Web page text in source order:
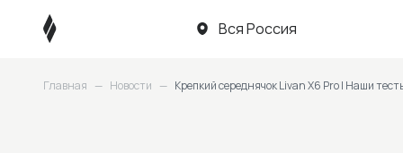
Вся Россия
Главная — Новости — Крепкий середнячок Livan X6 Pro | Наши